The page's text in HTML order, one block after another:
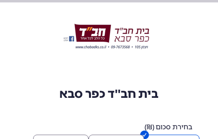
בית חב''ד כפר סבא
בחירת סכום (₪)